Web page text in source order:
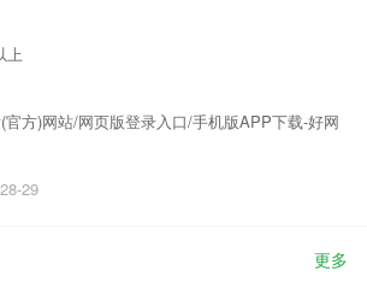
上
官方)网站/网页版登录入口/手机版APP下载-好网
29
更多